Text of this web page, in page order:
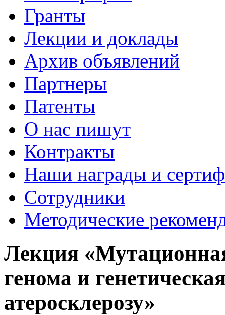
Гранты
Лекции и доклады
Архив объявлений
Партнеры
Патенты
О нас пишут
Контракты
Наши награды и
Сотрудники
Методические
Лекция
генома и
атеросклерозу»